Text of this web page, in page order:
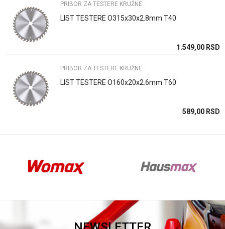
Anti-spam zaštita - izračunajte koliko je 2 + 3 :
POŠALJI
PRIBOR ZA TESTERE KRUŽNE
LIST TESTERE O315x30x2.8mm T40
1.549,00 RSD
PRIBOR ZA TESTERE KRUŽNE
LIST TESTERE O160x20x2.6mm T60
589,00 RSD